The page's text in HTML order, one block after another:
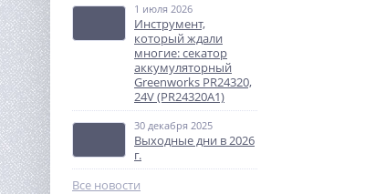
150Me UFO двухтактный
двигатель мощностью
1кВт (1,4 л.с.)
15 990руб.
%
1 июля 2026
Инструмент,
который ждали
многие: секатор
аккумуляторный
Greenworks PR24320,
24V (PR24320A1)
30 декабря 2025
Выходные дни в 2026
г.
Все новости